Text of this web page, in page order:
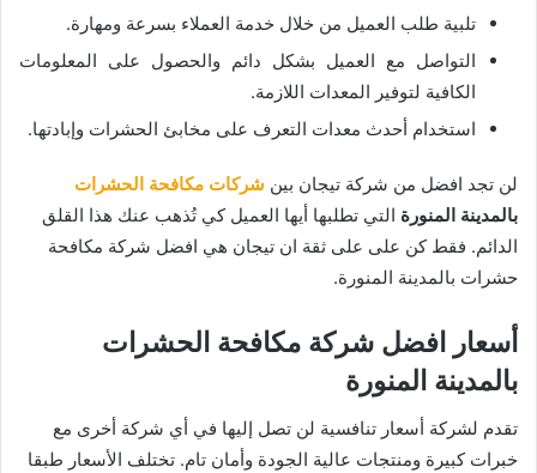
تلبية طلب العميل من خلال خدمة العملاء بسرعة ومهارة.
التواصل مع العميل بشكل دائم والحصول على المعلومات
الكافية لتوفير المعدات اللازمة.
استخدام أحدث معدات التعرف على مخابئ الحشرات وإبادتها.
لن تجد افضل من شركة تيجان بين شركات مكافحة الحشرات
بالمدينة المنورة التي تطلبها أيها العميل كي تُذهب عنك هذا القلق
الدائم. فقط كن على على ثقة ان تيجان هي افضل شركة مكافحة
حشرات بالمدينة المنورة.
أسعار افضل شركة مكافحة الحشرات
بالمدينة المنورة
تقدم لشركة أسعار تنافسية لن تصل إليها في أي شركة أخرى مع
خبرات كبيرة ومنتجات عالية الجودة وأمان تام. تختلف الأسعار طبقا